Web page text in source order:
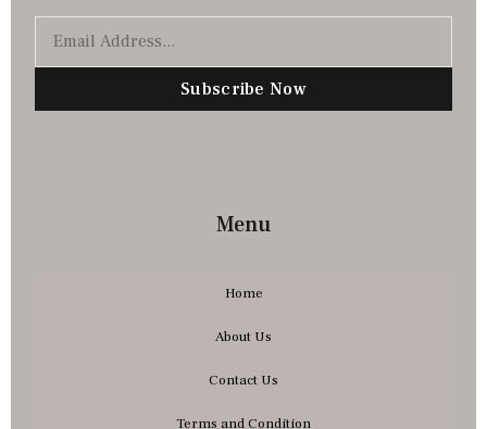
Subscribe Now
Menu
Home
About Us
Contact Us
Terms and Condition